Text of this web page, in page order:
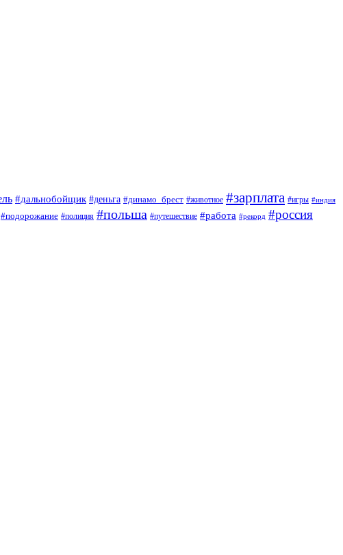
#дальнобойщик #деньга #динамо_брест #животное #зарплата #игры #индия
#подорожание #полиция #польша #путешествие #работа #рекорд #россия